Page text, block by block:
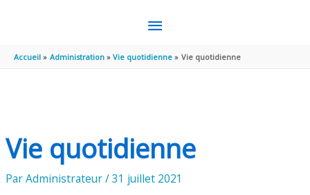
MENU
PRINCIPAL
Accueil Administration Vie quotidienne Vie quotidienne
Vie quotidienne
ParAdministrateur/31 juillet 2021